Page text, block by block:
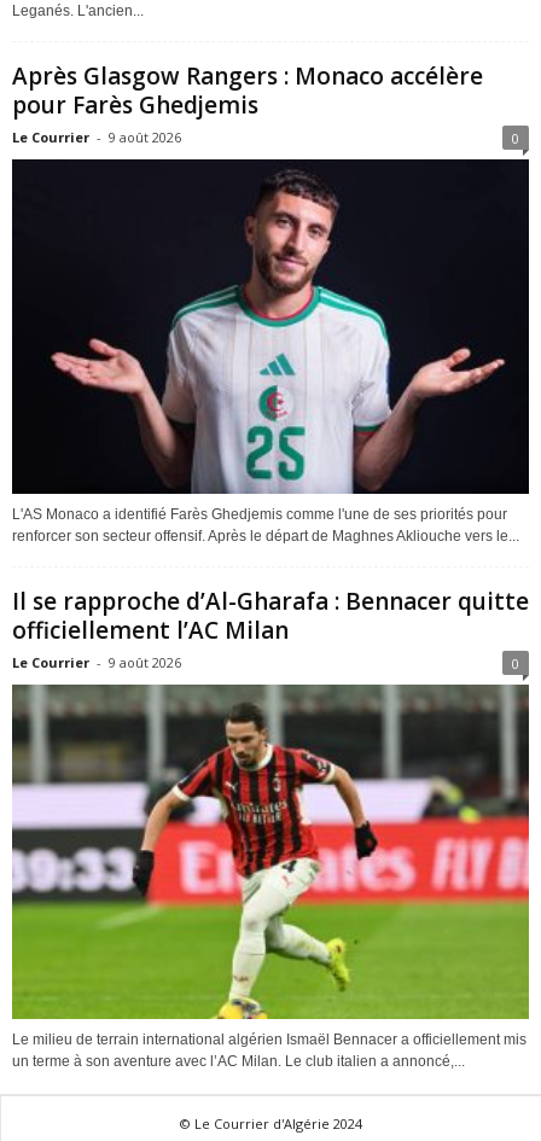
Leganés. L'ancien...
Après Glasgow Rangers : Monaco accélère
pour Farès Ghedjemis
Le Courrier - 9 août 2026 0
L'AS Monaco a identifié Farès Ghedjemis comme l'une de ses priorités pour
renforcer son secteur offensif. Après le départ de Maghnes Akliouche vers le...
Il se rapproche d’Al-Gharafa : Bennacer quitte
officiellement l’AC Milan
Le Courrier - 9 août 2026 0
Le milieu de terrain international algérien Ismaël Bennacer a officiellement mis
un terme à son aventure avec l’AC Milan. Le club italien a annoncé,...
© Le Courrier d'Algérie 2024